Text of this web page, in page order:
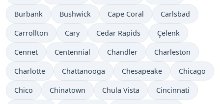
Burbank Bushwick Cape Coral Carlsbad
Carrollton Cary Cedar Rapids Çelenk
Cennet Centennial Chandler Charleston
Charlotte Chattanooga Chesapeake Chicago
Chico Chinatown Chula Vista Cincinnati